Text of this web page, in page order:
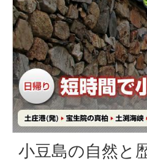
小豆島の自然と